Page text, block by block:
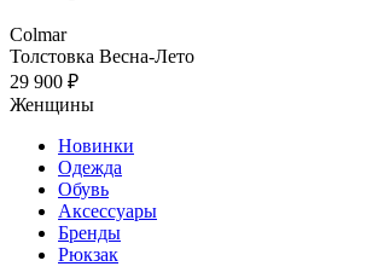
Colmar
Толстовка Весна-Лето
29 900 ₽
Женщины
Новинки
Одежда
Обувь
Аксессуары
Бренды
Рюкзак